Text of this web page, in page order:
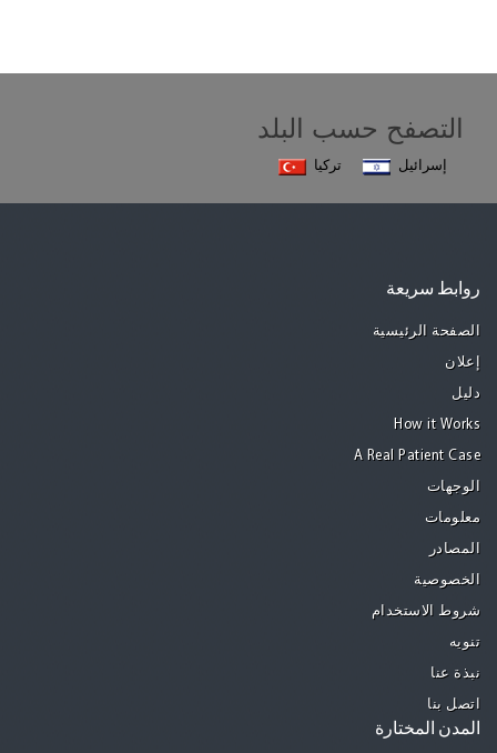
التصفح حسب البلد
إسرائيل تركيا
روابط سريعة
الصفحة الرئيسية
إعلان
دليل
How it Works
A Real Patient Case
الوجهات
معلومات
المصادر
الخصوصية
شروط الاستخدام
تنويه
نبذة عنا
اتصل بنا
المدن المختارة